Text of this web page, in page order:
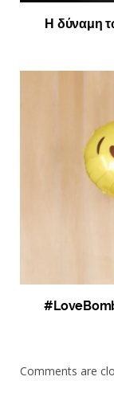
Η δύναμη
Comments are